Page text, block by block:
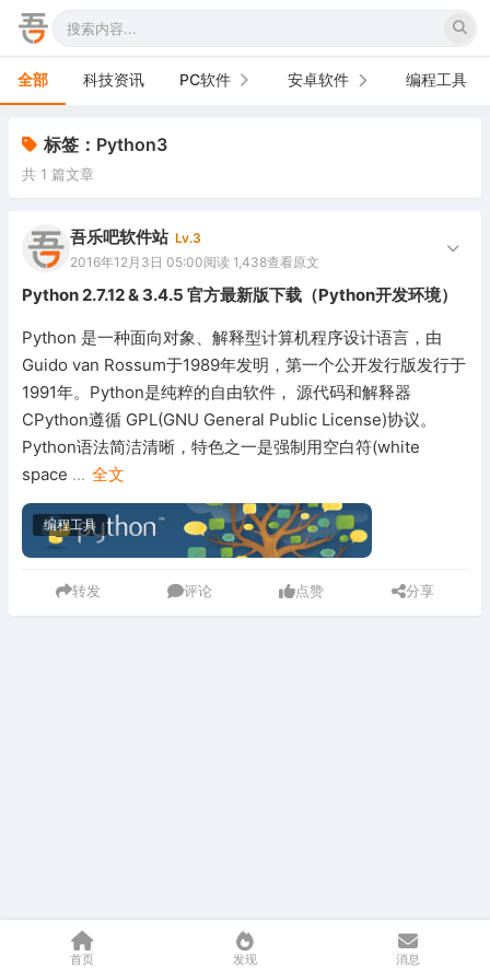
首页 发现 消息
全部 科技资讯 PC软件
办公软件
网络软件
图形图像
游戏娱乐
安全防御
系统下载
系统工具
安卓软件
手机软件
电视软件
车机软件
编程工具
标签：Python3
共 1 篇文章
吾乐吧软件站 Lv.3
2016年12月3日 05:00阅读 1,438查看原文
Python 2.7.12 & 3.4.5 官方最新版下载（Python开发环境）
Python 是一种面向对象、解释型计算机程序设计语言，由
Guido van Rossum于1989年发明，第一个公开发行版发行于
1991年。Python是纯粹的自由软件， 源代码和解释器
CPython遵循 GPL(GNU General Public License)协议。
Python语法简洁清晰，特色之一是强制用空白符(white
space ... 全文
编程工具
转发 评论 点赞 分享